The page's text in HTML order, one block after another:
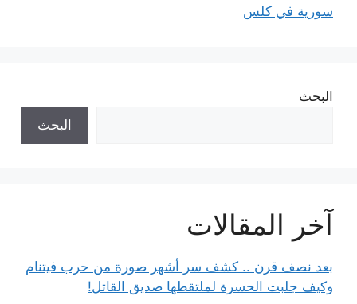
سورية في كلس
البحث
البحث
آخر المقالات
بعد نصف قرن .. كشف سر أشهر صورة من حرب فيتنام
وكيف جلبت الحسرة لملتقطها صديق القاتل!